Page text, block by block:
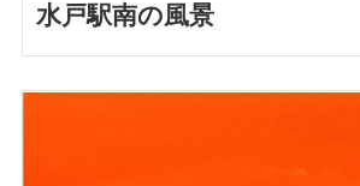
水戸駅南の風景